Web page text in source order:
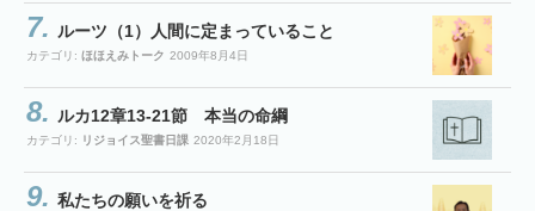
ルーツ（1）人間に定まっていること
カテゴリ: ほほえみトーク 2009年8月4日
ルカ12章13-21節 本当の命綱
カテゴリ: リジョイス聖書日課 2020年2月18日
私たちの願いを祈る